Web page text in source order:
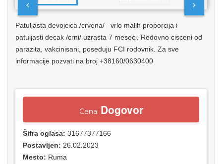
Patuljasta devojcica /crvena/ vrlo malih proporcija i
patuljasti decak /crni/ uzrasta 7 meseci. Redovno cisceni od
parazita, vakcinisani, poseduju FCI rodovnik. Za sve
informacije pozvati na broj +38160/0630400
Cena: Dogovor
Šifra oglasa: 31677377166
Postavljen: 26.02.2023
Mesto: Ruma